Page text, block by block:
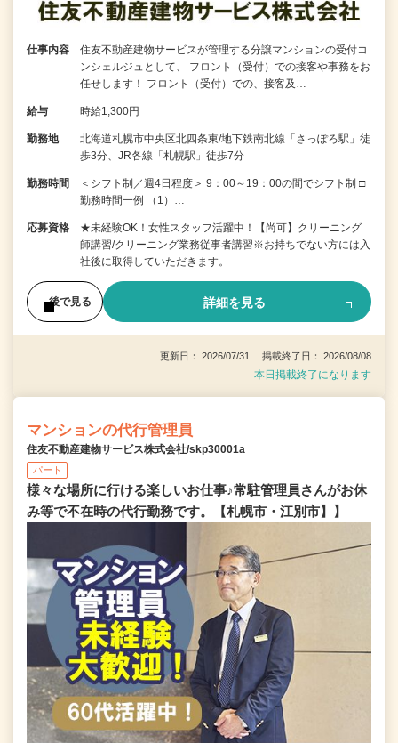
仕事内容
住友不動産建物サービスが管理する分譲マンションの受付コ
ンシェルジュとして、 フロント（受付）での接客や事務をお
任せします！ フロント（受付）での、接客及…
給与 時給1,300円
勤務地
北海道札幌市中央区北四条東/地下鉄南北線「さっぽろ駅」徒
歩3分、JR各線「札幌駅」徒歩7分
勤務時間
＜シフト制／週4日程度＞ 9：00～19：00の間でシフト制 □
勤務時間一例 （1）…
応募資格
★未経験OK！女性スタッフ活躍中！【尚可】クリーニング
師講習/クリーニング業務従事者講習※お持ちでない方には入
社後に取得していただきます。
後で見る 詳細を見る
更新日： 2026/07/31 掲載終了日： 2026/08/08
本日掲載終了になります
マンションの代行管理員
住友不動産建物サービス株式会社/skp30001a
パート
様々な場所に行ける楽しいお仕事♪常駐管理員さんがお休
み等で不在時の代行勤務です。【札幌市・江別市】】